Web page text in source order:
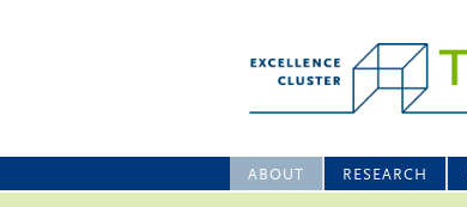
ABOUT RESEARCH